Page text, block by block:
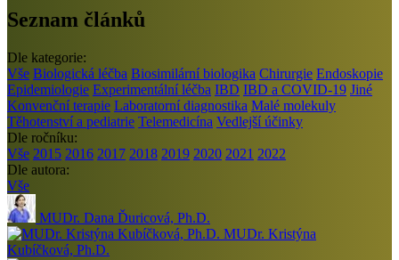
Seznam článků
Dle kategorie:
Vše Biologická léčba Biosimilární biologika Chirurgie Endoskopie
Epidemiologie Experimentální léčba IBD IBD a COVID-19 Jiné
Konvenční terapie Laboratorní diagnostika Malé molekuly
Těhotenství a pediatrie Telemedicína Vedlejší účinky
Dle ročníku:
Vše 2015 2016 2017 2018 2019 2020 2021 2022
Dle autora:
Vše
MUDr. Dana Ďuricová, Ph.D.
MUDr. Kristýna
Kubíčková, Ph.D.